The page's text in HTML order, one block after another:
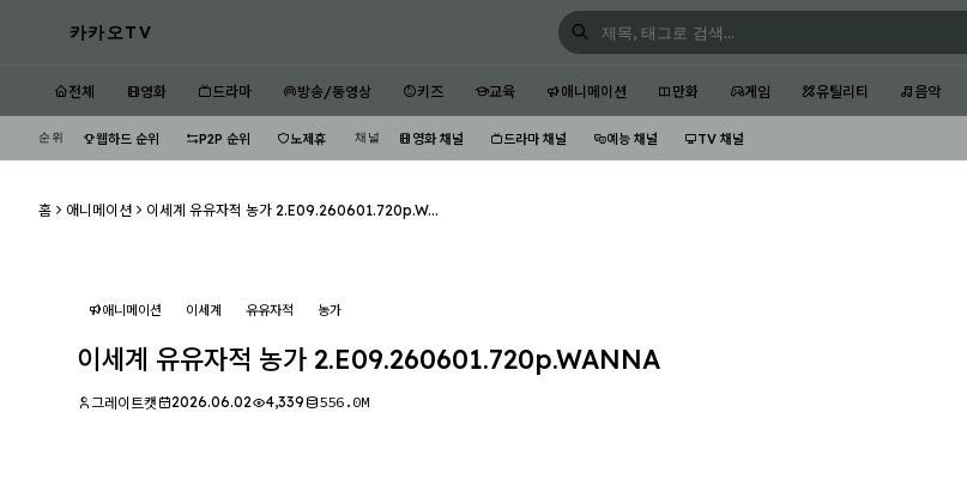
카카오TV
전체 영화 드라마 방송/동영상 키즈 교육 애니메이션 만화 게임 유틸리티 음악
순위 웹하드 순위 P2P 순위 노제휴 채널 영화 채널 드라마 채널 예능 채널 TV 채널
홈 애니메이션 이세계 유유자적 농가 2.E09.260601.720p.W...
애니메이션 이세계 유유자적 농가
이세계 유유자적 농가 2.E09.260601.720p.WANNA
그레이트캣 2026.06.02 4,339 556.0M